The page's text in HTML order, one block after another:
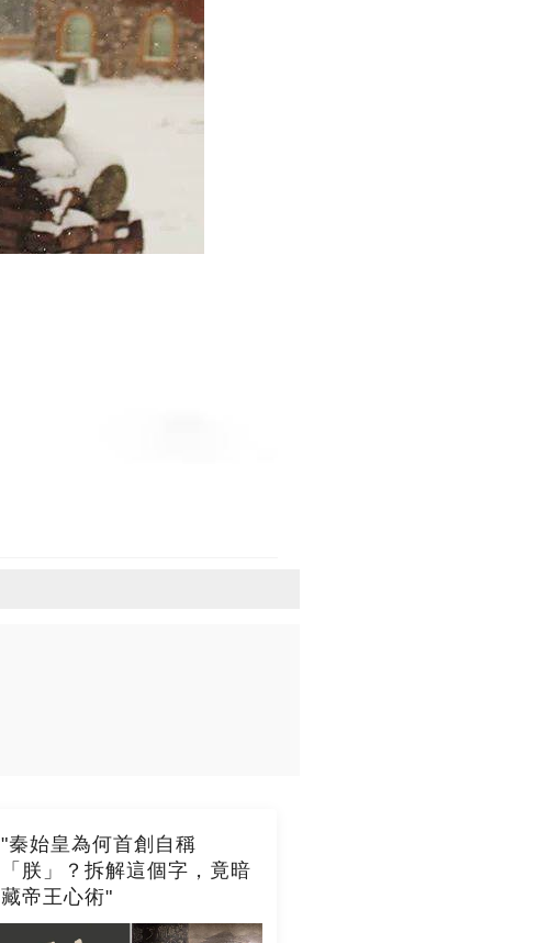
"秦始皇為何首創自稱
「朕」？拆解這個字，竟暗
藏帝王心術"